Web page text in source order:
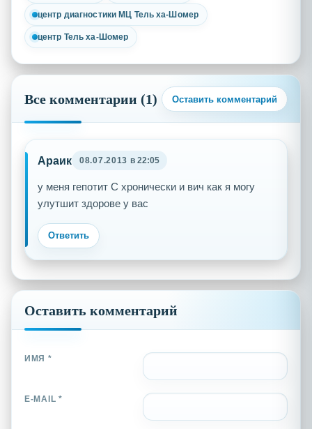
центр диагностики МЦ Тель ха-Шомер
центр Тель ха-Шомер
Все комментарии (1) Оставить комментарий
Араик 08.07.2013 в 22:05
у меня гепотит С хронически и вич как я могу
улутшит здорове у вас
Ответить
Оставить комментарий
ИМЯ *
E-MAIL *